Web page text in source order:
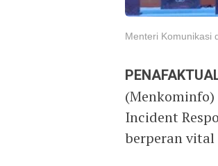
Menteri Komunikasi
Incident
berperan vital